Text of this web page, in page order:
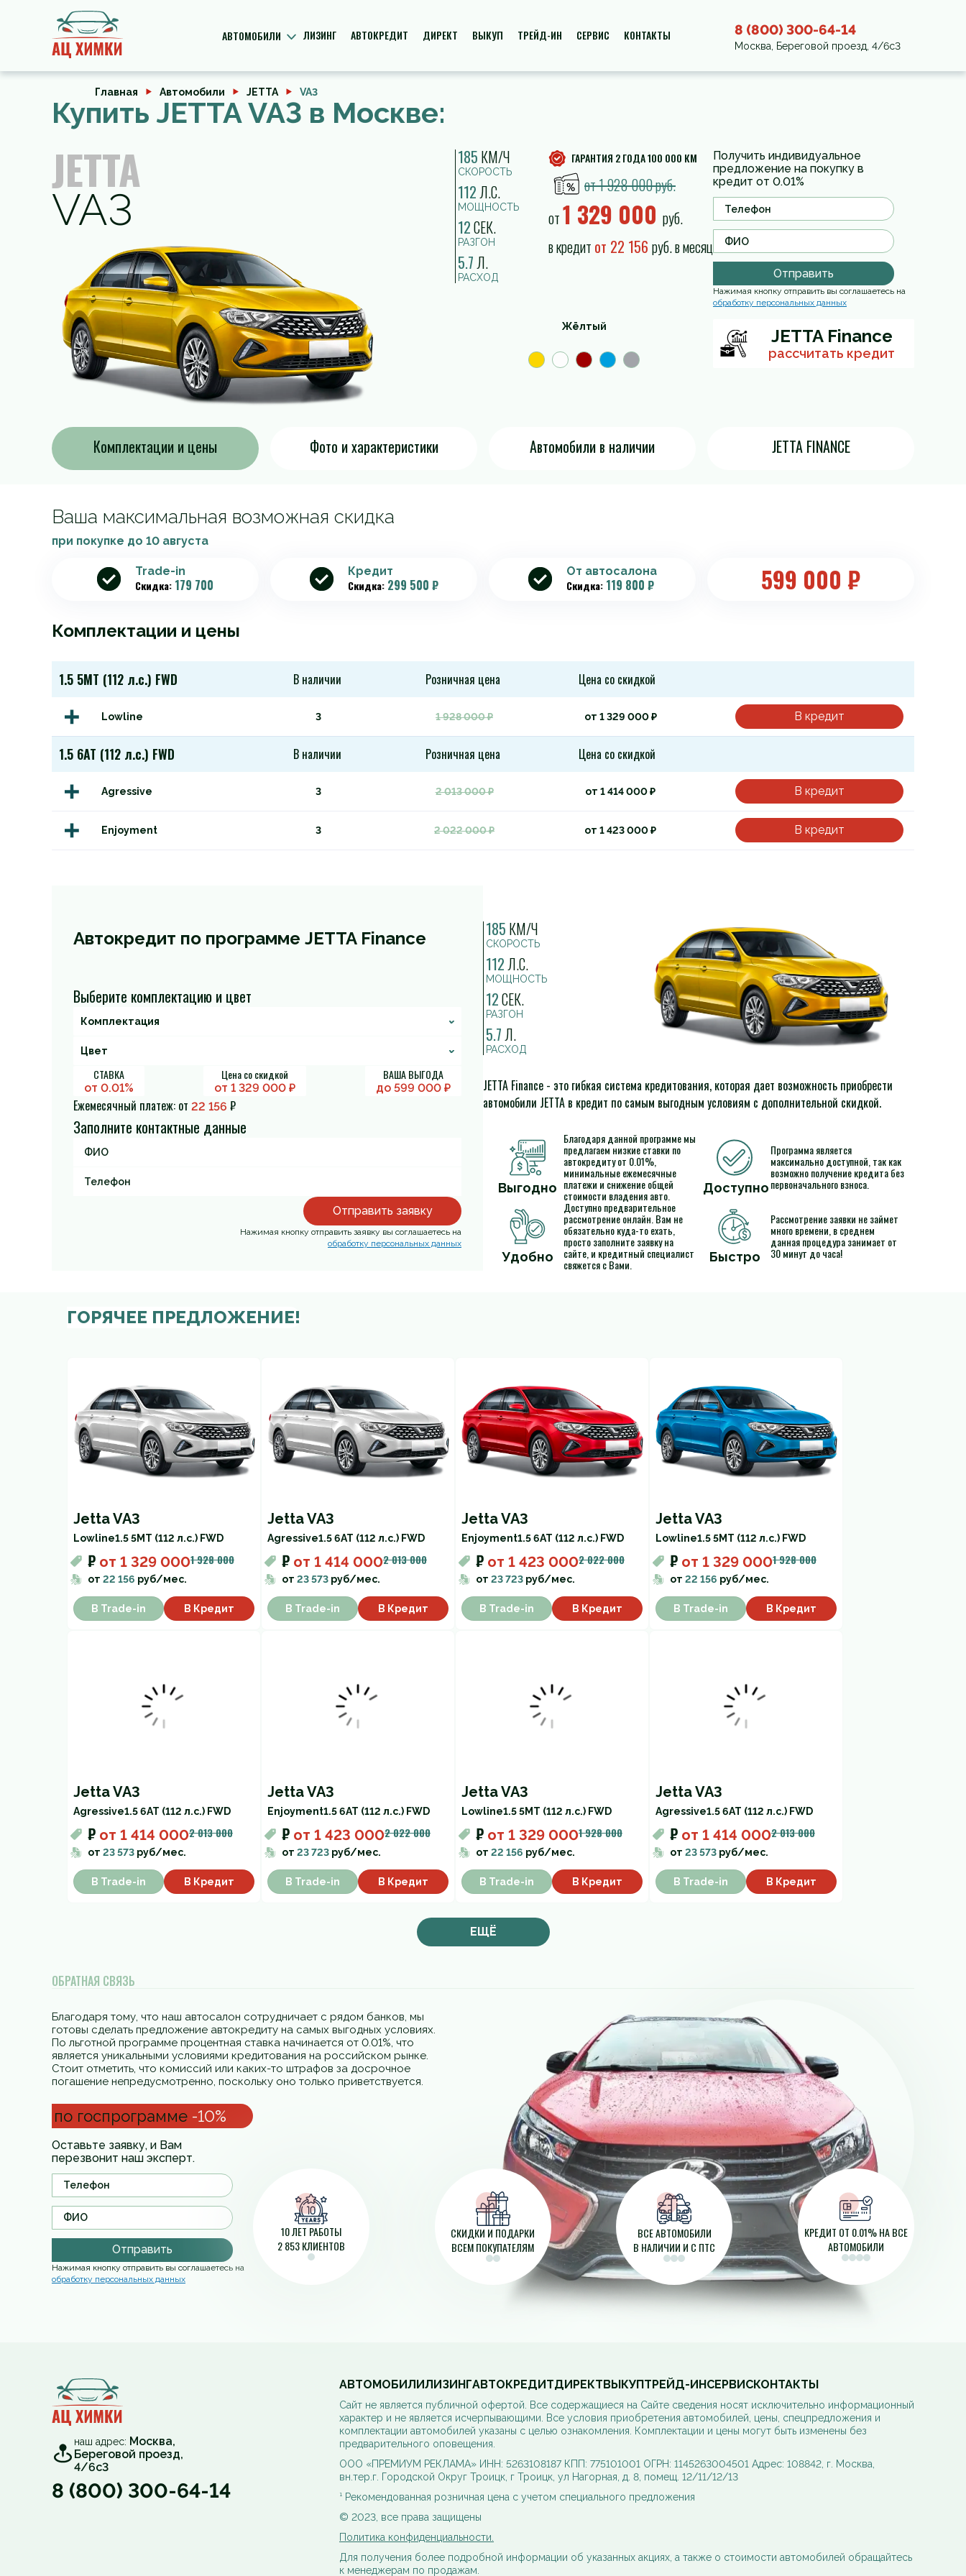
АВТОМОБИЛИ ЛИЗИНГ АВТОКРЕДИТ ДИРЕКТ ВЫКУП ТРЕЙД-ИН СЕРВИС КОНТАКТЫ 8 (800) 300-64-14
Москва, Береговой проезд, 4/6с3
Главная Автомобили JETTA VA3
Купить JETTA VA3 в Москве:
JETTA
VA3
185 КМ/Ч
СКОРОСТЬ
112Л.С.
МОЩНОСТЬ
12СЕК.
РАЗГОН
5.7Л.
РАСХОД
ГАРАНТИЯ 2 ГОДА 100 000 КМ
от 1 928 000 руб.
от1 329 000 руб.
в кредит от 22 156 руб. в месяц
Жёлтый
Получить индивидуальное
предложение на покупку в
кредит от 0.01%
Отправить
Нажимая кнопку отправить вы соглашаетесь на
обработку персональных данных
JETTA Finance
рассчитать кредит
Комплектации и цены Фото и характеристики Автомобили в наличии JETTA FINANCE
Ваша максимальная возможная скидка
при покупке до 10 августа
Trade-in
Скидка: 179 700
Кредит
Скидка: 299 500 ₽
От автосалона
Скидка: 119 800 ₽ 599 000 ₽
Комплектации и цены
1.5 5MT (112 л.с.) FWD В наличии Розничная цена Цена со скидкой
Lowline 3 1 928 000 ₽ от 1 329 000 ₽ В кредит
1.5 6AT (112 л.с.) FWD В наличии Розничная цена Цена со скидкой
Agressive 3 2 013 000 ₽ от 1 414 000 ₽ В кредит
Enjoyment 3 2 022 000 ₽ от 1 423 000 ₽ В кредит
Автокредит по программе JETTA Finance
Выберите комплектацию и цвет
СТАВКА
от 0.01%
Цена со скидкой
от 1 329 000 ₽
ВАША ВЫГОДА
до 599 000 ₽
Ежемесячный платеж: от 22 156 ₽
Заполните контактные данные
Отправить заявку
Нажимая кнопку отправить заявку вы соглашаетесь на
обработку персональных данных
185 КМ/Ч
СКОРОСТЬ
112 Л.С.
МОЩНОСТЬ
12СЕК.
РАЗГОН
5.7 Л.
РАСХОД
JETTA Finance - это гибкая система кредитования, которая дает возможность приобрести
автомобили JETTA в кредит по самым выгодным условиям с дополнительной скидкой.
Выгодно
Благодаря данной программе мы
предлагаем низкие ставки по
автокредиту от 0.01%,
минимальные ежемесячные
платежи и снижение общей
стоимости владения авто. Доступно
Программа является
максимально доступной, так как
возможно получение кредита без
первоначального взноса.
Удобно
Доступно предварительное
рассмотрение онлайн. Вам не
обязательно куда-то ехать,
просто заполните заявку на
сайте, и кредитный специалист
свяжется с Вами. Быстро
Рассмотрение заявки не займет
много времени, в среднем
данная процедура занимает от
30 минут до часа!
ГОРЯЧЕЕ ПРЕДЛОЖЕНИЕ!
Jetta VA3
Lowline1.5 5MT (112 л.с.) FWD
₽ от 1 329 0001 928 000
от 22 156 руб/мес.
В Trade-in В Кредит
Jetta VA3
Agressive1.5 6AT (112 л.с.) FWD
₽ от 1 414 0002 013 000
от 23 573 руб/мес.
В Trade-in В Кредит
Jetta VA3
Enjoyment1.5 6AT (112 л.с.) FWD
₽ от 1 423 0002 022 000
от 23 723 руб/мес.
В Trade-in В Кредит
Jetta VA3
Lowline1.5 5MT (112 л.с.) FWD
₽ от 1 329 0001 928 000
от 22 156 руб/мес.
В Trade-in В Кредит
Jetta VA3
Agressive1.5 6AT (112 л.с.) FWD
₽ от 1 414 0002 013 000
от 23 573 руб/мес.
В Trade-in В Кредит
Jetta VA3
Enjoyment1.5 6AT (112 л.с.) FWD
₽ от 1 423 0002 022 000
от 23 723 руб/мес.
В Trade-in В Кредит
Jetta VA3
Lowline1.5 5MT (112 л.с.) FWD
₽ от 1 329 0001 928 000
от 22 156 руб/мес.
В Trade-in В Кредит
Jetta VA3
Agressive1.5 6AT (112 л.с.) FWD
₽ от 1 414 0002 013 000
от 23 573 руб/мес.
В Trade-in В Кредит
ЕЩЁ
ОБРАТНАЯ СВЯЗЬ
Благодаря тому, что наш автосалон сотрудничает с рядом банков, мы
готовы сделать предложение автокредиту на самых выгодных условиях.
По льготной программе процентная ставка начинается от 0.01%, что
является уникальными условиями кредитования на российском рынке.
Стоит отметить, что комиссий или каких-то штрафов за досрочное
погашение непредусмотренно, поскольку оно только приветствуется.
по госпрограмме -10%
Оставьте заявку, и Вам
перезвонит наш эксперт.
Отправить
Нажимая кнопку отправить вы соглашаетесь на
обработку персональных данных
10 ЛЕТ РАБОТЫ
2 853 КЛИЕНТОВ
СКИДКИ И ПОДАРКИ
ВСЕМ ПОКУПАТЕЛЯМ
ВСЕ АВТОМОБИЛИ
В НАЛИЧИИ И С ПТС
КРЕДИТ ОТ 0.01% НА ВСЕ
АВТОМОБИЛИ
наш адрес: Москва,
Береговой проезд,
4/6с3
8 (800) 300-64-14
АВТОМОБИЛИЛИЗИНГАВТОКРЕДИТДИРЕКТВЫКУПТРЕЙД-ИНСЕРВИСКОНТАКТЫ
Cайт не является публичной офертой. Все содержащиеся на Сайте сведения носят исключительно информационный
характер и не является исчерпывающими. Все условия приобретения автомобилей, цены, спецпредложения и
комплектации автомобилей указаны с целью ознакомления. Комплектации и цены могут быть изменены без
предварительного оповещения.
ООО «ПРЕМИУМ РЕКЛАМА» ИНН: 5263108187 КПП: 775101001 ОГРН: 1145263004501 Адрес: 108842, г. Москва,
вн.тер.г. Городской Округ Троицк, г Троицк, ул Нагорная, д. 8, помещ. 12/11/12/13
¹ Рекомендованная розничная цена с учетом специального предложения
© 2023, все права защищены
Политика конфиденциальности.
Для получения более подробной информации об указанных акциях, а также о стоимости автомобилей обращайтесь
к менеджерам по продажам.